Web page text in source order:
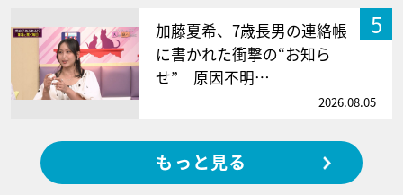
5
加藤夏希、7歳長男の連絡帳
に書かれた衝撃の“お知ら
せ” 原因不明…
2026.08.05
もっと見る